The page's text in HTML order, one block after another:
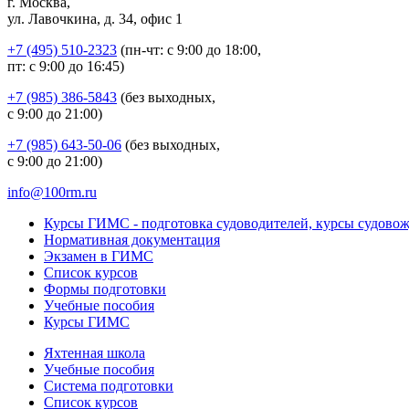
ул. Лавочкина, д. 34, офис 1
+7 (495) 510-2323 (пн-чт: с 9:00 до 18:00,
пт: с 9:00 до 16:45)
+7 (985) 386-5843 (без выходных,
с 9:00 до 21:00)
+7 (985) 643-50-06 (без выходных,
с 9:00 до 21:00)
info@100rm.ru
Курсы ГИМС - подготовка судоводителей, курсы
Нормативная документация
Экзамен в ГИМС
Список курсов
Формы подготовки
Учебные пособия
Курсы ГИМС
Яхтенная школа
Учебные пособия
Cистема подготовки
Список курсов